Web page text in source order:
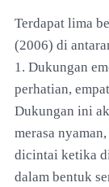
Terdapat lima
(2006) di
1. Dukungan
perhatian,
Dukungan ini
merasa
dicintai ketika
dalam bentuk